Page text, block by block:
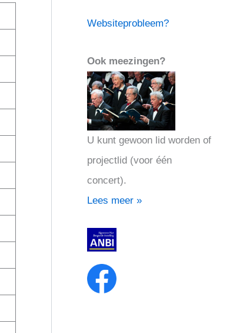
Websiteprobleem?
Ook meezingen?
U kunt gewoon lid worden of
projectlid (voor één
concert).
Lees meer »